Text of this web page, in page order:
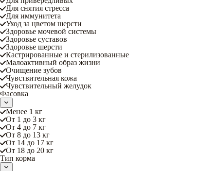
Для снятия стресса
Для иммунитета
Уход за цветом шерсти
Здоровье мочевой системы
Здоровье суставов
Здоровье шерсти
Кастрированные и стерилизованные
Малоактивный образ жизни
Очищение зубов
Чувствительная кожа
Чувствительный желудок
Фасовка
Менее 1 кг
От 1 до 3 кг
От 4 до 7 кг
От 8 до 13 кг
От 14 до 17 кг
От 18 до 20 кг
Тип корма